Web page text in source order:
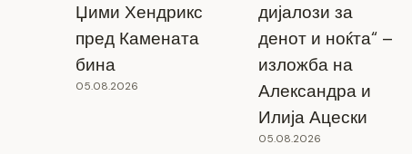
Џими Хендрикс
пред Камената
бина
05.08.2026
дијалози за
денот и ноќта“ –
изложба на
Александра и
Илија Ацески
05.08.2026